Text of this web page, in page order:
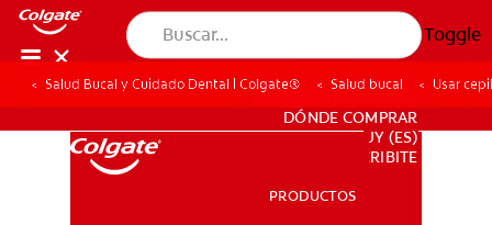
Toggle
PARA PROFESIONALES
DÓNDE COMPRAR
UY (ES)
SUSCRIBITE
PRODUCTOS
Salud Bucal y Cuidado Dental | Colgate® Salud bucal Usar